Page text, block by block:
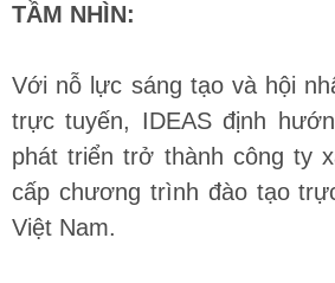
TẦM NHÌN:
Với nỗ lực sáng tạo và hội
trực tuyến, IDEAS định
phát triển trở thành công ty
cấp chương trình đào tạo
Việt Nam.